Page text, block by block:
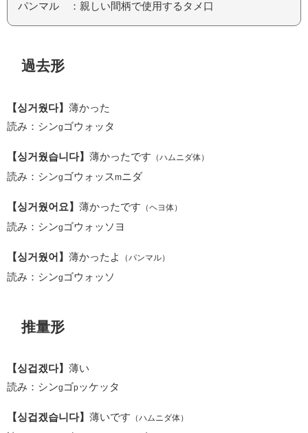
パンマル ：親しい間柄で使用するタメ口
過去形
【싱거웠다】 薄かった
読み：シンg ゴウォッタ
【싱거웠습니다】 薄かったです （ハムニダ体）
読み：シンg ゴウォッス m ニダ
【싱거웠어요】 薄かったです （ヘヨ体）
読み：シンg ゴウォッソヨ
【싱거웠어】 薄かったよ （パンマル）
読み：シンg ゴウォッソ
推量形
【싱겁겠다】 薄い
読み：シンg ゴpッケッタ
【싱겁겠습니다】 薄いです （ハムニダ体）